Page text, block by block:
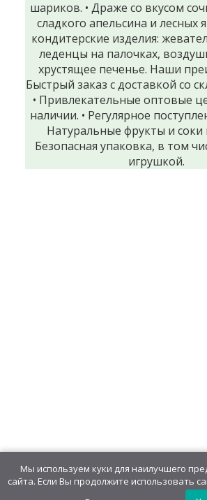
шариков. • Драже со вкусом
сладкого апельсина и лесных
кондитерские изделия:
леденцы на палочках,
хрустящее печенье. Наши
Быстрый заказ с доставкой со
• Привлекательные оптовые
наличии. • Регулярное
Натуральные фрукты и соки
Безопасная упаковка, в том
игрушкой.
Мы используем куки для наилучшего
сайта. Если Вы продолжите использовать